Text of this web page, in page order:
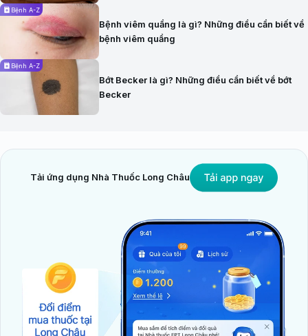
Bệnh A-Z
Bệnh viêm quầng là gì? Những điều cần biết về
bệnh viêm quầng
Bệnh A-Z
Bớt Becker là gì? Những điều cần biết về bớt
Becker
Tải ứng dụng Nhà Thuốc Long Châu